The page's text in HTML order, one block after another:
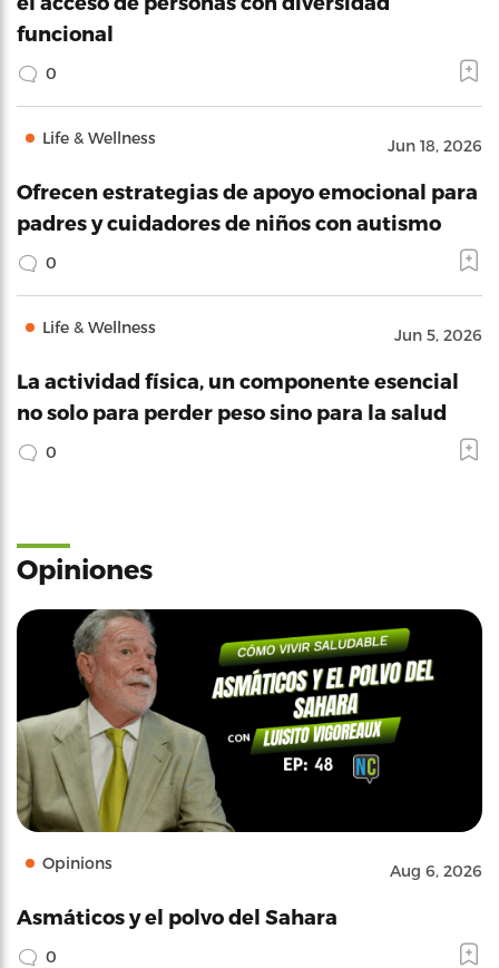
funcional
0
Life & Wellness Jun 18, 2026
Ofrecen estrategias de apoyo emocional para
padres y cuidadores de niños con autismo
0
Life & Wellness Jun 5, 2026
La actividad física, un componente esencial
no solo para perder peso sino para la salud
0
Opiniones
Opinions Aug 6, 2026
Asmáticos y el polvo del Sahara
0